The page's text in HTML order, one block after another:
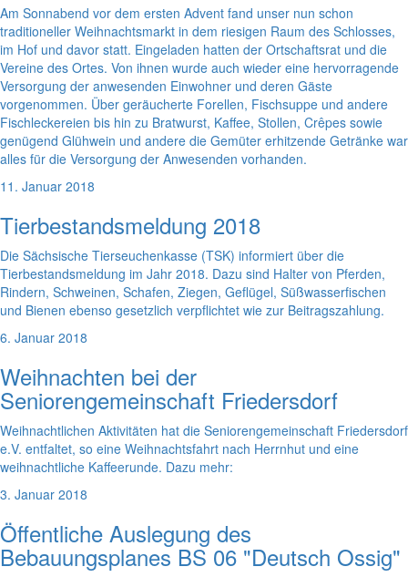
Am Sonnabend vor dem ersten Advent fand unser nun schon
traditioneller Weihnachtsmarkt in dem riesigen Raum des Schlosses,
im Hof und davor statt. Eingeladen hatten der Ortschaftsrat und die
Vereine des Ortes. Von ihnen wurde auch wieder eine hervorragende
Versorgung der anwesenden Einwohner und deren Gäste
vorgenommen. Über geräucherte Forellen, Fischsuppe und andere
Fischleckereien bis hin zu Bratwurst, Kaffee, Stollen, Crêpes sowie
genügend Glühwein und andere die Gemüter erhitzende Getränke war
alles für die Versorgung der Anwesenden vorhanden.
11. Januar 2018
Tierbestandsmeldung 2018
Die Sächsische Tierseuchenkasse (TSK) informiert über die
Tierbestandsmeldung im Jahr 2018. Dazu sind Halter von Pferden,
Rindern, Schweinen, Schafen, Ziegen, Geflügel, Süßwasserfischen
und Bienen ebenso gesetzlich verpflichtet wie zur Beitragszahlung.
6. Januar 2018
Weihnachten bei der
Seniorengemeinschaft Friedersdorf
Weihnachtlichen Aktivitäten hat die Seniorengemeinschaft Friedersdorf
e.V. entfaltet, so eine Weihnachtsfahrt nach Herrnhut und eine
weihnachtliche Kaffeerunde. Dazu mehr:
3. Januar 2018
Öffentliche Auslegung des
Bebauungsplanes BS 06 "Deutsch Ossig"